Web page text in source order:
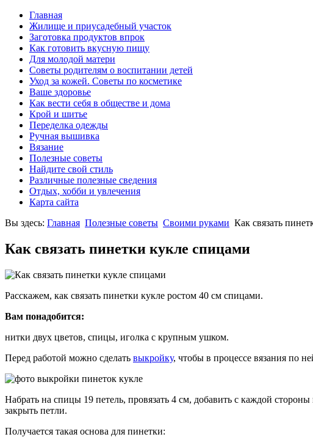
Главная
Жилище и приусадебный участок
Заготовка продуктов впрок
Как готовить вкусную пищу
Для молодой матери
Советы родителям о воспитании детей
Уход за кожей. Советы по косметике
Ваше здоровье
Как вести себя в обществе и дома
Крой и шитье
Переделка одежды
Ручная вышивка
Вязание
Полезные советы
Найдите свой стиль
Различные полезные сведения
Отдых, хобби и увлечения
Карта сайта
Вы здесь: Главная Полезные советы Своими руками Как связать
Как связать пинетки кукле спицами
Расскажем, как связать пинетки кукле ростом 40 см спицами.
Вам понадобится:
нитки двух цветов, спицы, иголка с крупным ушком.
Перед работой можно сделать выкройку, чтобы в процессе вязания по
Набрать на спицы 19 петель, провязать 4 см, добавить с каждой стороны
закрыть петли.
Получается такая основа для пинетки: